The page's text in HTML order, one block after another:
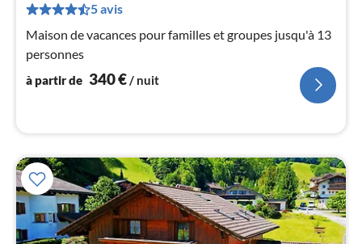
5 avis
Maison de vacances pour familles et groupes jusqu'à 13
personnes
à partir de 340€/ nuit